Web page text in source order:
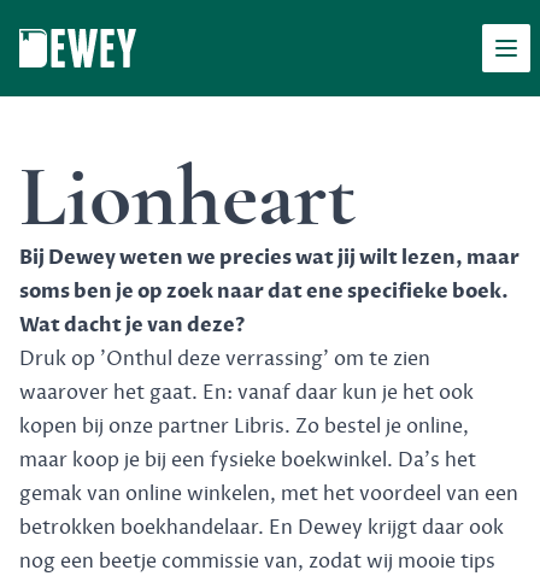
Lionheart
Bij Dewey weten we precies wat jij wilt lezen, maar
soms ben je op zoek naar dat ene specifieke boek.
Wat dacht je van deze?
Druk op 'Onthul deze verrassing' om te zien
waarover het gaat. En: vanaf daar kun je het ook
kopen bij onze partner Libris. Zo bestel je online,
maar koop je bij een fysieke boekwinkel. Da's het
gemak van online winkelen, met het voordeel van een
betrokken boekhandelaar. En Dewey krijgt daar ook
nog een beetje commissie van, zodat wij mooie tips